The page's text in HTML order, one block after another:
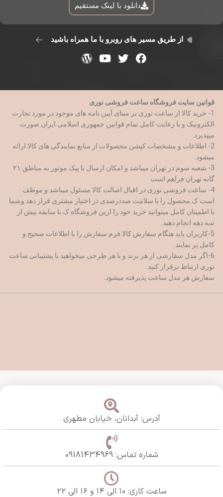
دانلود با لینک مستقیم
از طریق مسیر های روبرو با ما همراه باشید
قوانین سایت فروشگاه ساعت فروشی نوری
1- خرید کالا از ساعت نوری بر مبنای آیین نامه های موجود در مورد تجارت
الکترونیک و با رعایت کامل تمام قوانین جمهوری اسلامی ایران صورت
میپذیرد.
2- اطلاعات و مشخصات کپشن محصولات از منابع نمایندگی های کالا ارائه
میشود.
3- شعبه سوم در تهران میباشد و امکان ارسال با پیک موتور به مناطق ۲۱
گانه تهران فراهم است
4- ساعت فروشی نوری در اقبال اصالت کالا مسئول میباشد و موظف
است ک محصول را با سلامت صددرصدی در اختیار مشتری قرار دهد وشما
با اطمینان کامل میتوانید خرید خود را ازین فروشگاه ک با سابقه بیش از
سه دهه انجام دهید.
5-کاربران باید هنگام سفارش کالا فرم سفارش را با اطلاعات صحیح و
کامل پر نمایند
6-اگر مدل سفارشی از هر برند و با هر طرحی میخواهید با پشتیبانی ساعت
نوری ارتباط برقرار کنید
سفارش هر مدل ساعت پذیرفته میشود.
آدرس: آبدانان، خیابان مطهری
شماره تماس: 09181434969
ساعت کاری: ۱۰ الی ۱۴ و ۱۶ الی ۲۲